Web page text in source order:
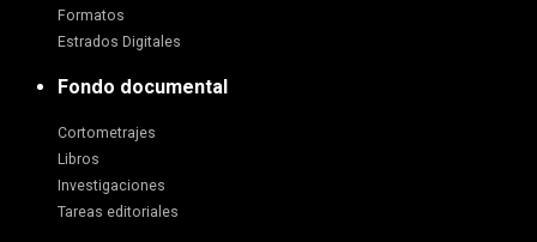
Formatos
Estrados Digitales
Fondo documental
Cortometrajes
Libros
Investigaciones
Tareas editoriales